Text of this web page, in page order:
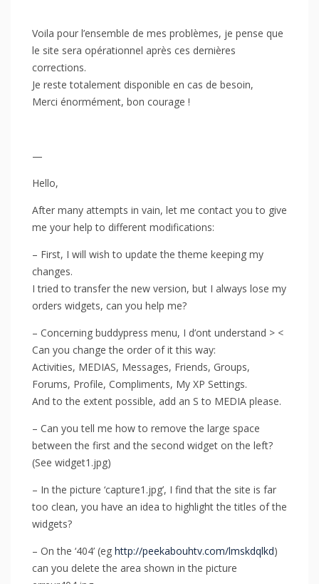
Voila pour l’ensemble de mes problèmes, je pense que
le site sera opérationnel après ces dernières
corrections.
Je reste totalement disponible en cas de besoin,
Merci énormément, bon courage !
—
Hello,
After many attempts in vain, let me contact you to give
me your help to different modifications:
– First, I will wish to update the theme keeping my
changes.
I tried to transfer the new version, but I always lose my
orders widgets, can you help me?
– Concerning buddypress menu, I d’ont understand > <
Can you change the order of it this way:
Activities, MEDIAS, Messages, Friends, Groups,
Forums, Profile, Compliments, My XP Settings.
And to the extent possible, add an S to MEDIA please.
– Can you tell me how to remove the large space
between the first and the second widget on the left?
(See widget1.jpg)
– In the picture ‘capture1.jpg’, I find that the site is far
too clean, you have an idea to highlight the titles of the
widgets?
– On the ‘404’ (eg http://peekabouhtv.com/lmskdqlkd)
can you delete the area shown in the picture